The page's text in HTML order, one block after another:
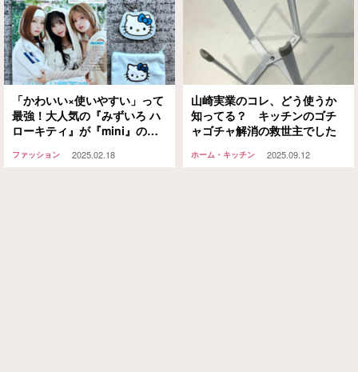
「かわいい×使いやすい」って
最強！大人気の『みずいろ ハ
ローキティ』が『mini』の付
ファッション 2025.02.18
山崎実業のコレ、どう使うか
知ってる？ キッチンのゴチ
ャゴチャ解消の救世主でした
ホーム・キッチン 2025.09.12